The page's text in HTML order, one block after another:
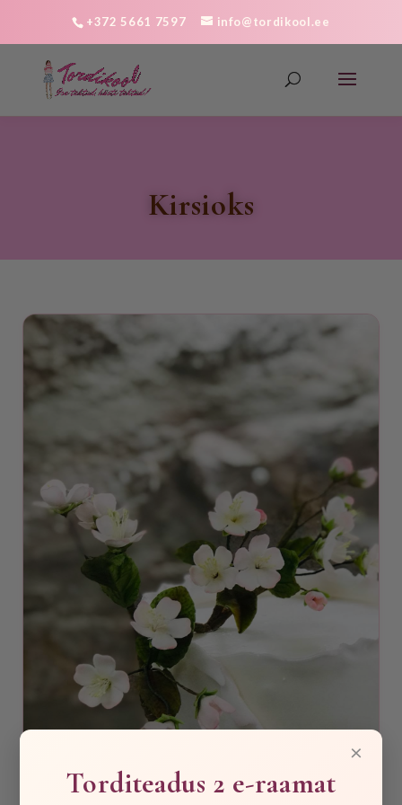
+372 5661 7597 info@tordikool.ee
kirsioks
×
Torditeadus 2 e-raamat